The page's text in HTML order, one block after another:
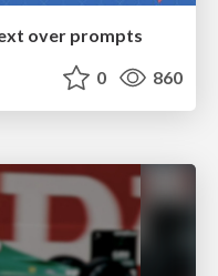
over prompts
0 860